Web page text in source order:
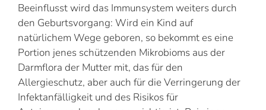
Beeinflusst wird das Immunsystem weiters durch
den Geburtsvorgang: Wird ein Kind auf
natürlichem Wege geboren, so bekommt es eine
Portion jenes schützenden Mikrobioms aus der
Darmflora der Mutter mit, das für den
Allergieschutz, aber auch für die Verringerung der
Infektanfälligkeit und des Risikos für